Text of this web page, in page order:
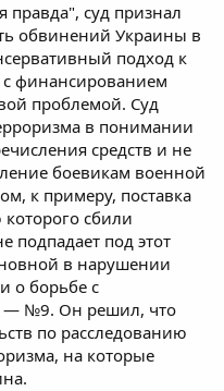
правда", суд признал
обвинений Украины в
подход к
с финансированием
проблемой. Суд
в понимании
средств и не
боевикам военной
к примеру, поставка
сбили
подпадает под этот
в нарушении
о борьбе с
— №9. Он решил, что
по расследованию
на которые